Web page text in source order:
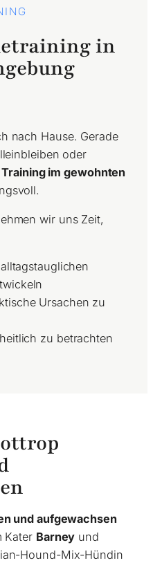
in
nach Hause. Gerade
oder
Training im gewohnten
wir uns Zeit,
Ursachen zu
zu betrachten
und aufgewachsen
Kater Barney und
Hound-Mix-Hündin